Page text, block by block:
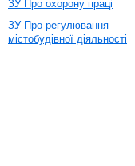
ЗУ Про охорону праці
ЗУ Про регулювання
містобудівної діяльності